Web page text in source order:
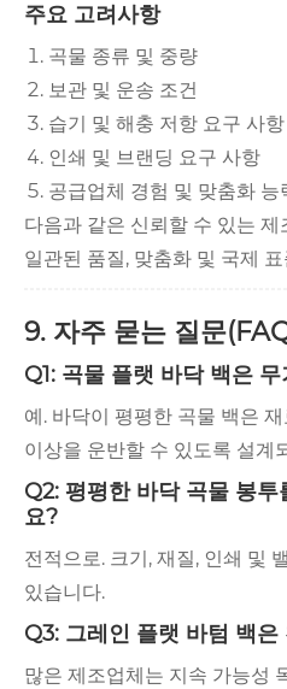
주요 고려사항
곡물 종류 및 중량
보관 및 운송 조건
습기 및 해충 저항 요구 사항
인쇄 및 브랜딩 요구 사항
공급업체 경험 및 맞춤화 능
다음과 같은 신뢰할 수 있는
일관된 품질, 맞춤화 및 국제
9. 자주 묻는 질문
Q1: 곡물 플랫 바닥 백은
예. 바닥이 평평한 곡물 백은
이상을 운반할 수 있도록 설계
Q2: 평평한 바닥 곡물 봉
요?
전적으로. 크기, 재질, 인쇄 및
있습니다.
Q3: 그레인 플랫 바텀 백
많은 제조업체는 지속 가능성